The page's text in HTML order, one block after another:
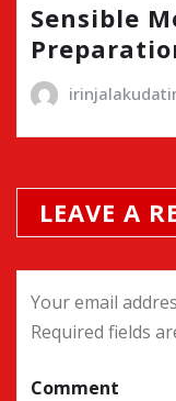
Sensible
LEAVE A
Your email
Required fields
Comment